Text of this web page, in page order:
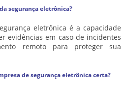
segurança eletrônica?
eletrônica é a capacidade
evidências em caso de incidentes
remoto para proteger sua
de segurança eletrônica certa?